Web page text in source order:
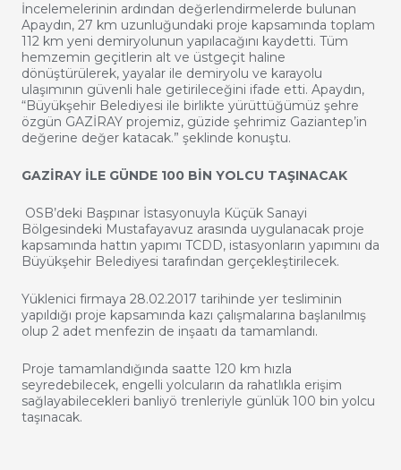
İncelemelerinin ardından değerlendirmelerde bulunan
Apaydın, 27 km uzunluğundaki proje kapsamında toplam
112 km yeni demiryolunun yapılacağını kaydetti. Tüm
hemzemin geçitlerin alt ve üstgeçit haline
dönüştürülerek, yayalar ile demiryolu ve karayolu
ulaşımının güvenli hale getirileceğini ifade etti. Apaydın,
“Büyükşehir Belediyesi ile birlikte yürüttüğümüz şehre
özgün GAZİRAY projemiz, güzide şehrimiz Gaziantep’in
değerine değer katacak.” şeklinde konuştu.
GAZİRAY İLE GÜNDE 100 BİN YOLCU TAŞINACAK
OSB’deki Başpınar İstasyonuyla Küçük Sanayi
Bölgesindeki Mustafayavuz arasında uygulanacak proje
kapsamında hattın yapımı TCDD, istasyonların yapımını da
Büyükşehir Belediyesi tarafından gerçekleştirilecek.
Yüklenici firmaya 28.02.2017 tarihinde yer tesliminin
yapıldığı proje kapsamında kazı çalışmalarına başlanılmış
olup 2 adet menfezin de inşaatı da tamamlandı.
Proje tamamlandığında saatte 120 km hızla
seyredebilecek, engelli yolcuların da rahatlıkla erişim
sağlayabilecekleri banliyö trenleriyle günlük 100 bin yolcu
taşınacak.